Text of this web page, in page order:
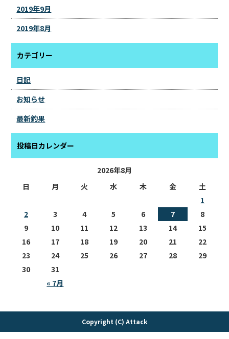
2019年9月
2019年8月
カテゴリー
日記
お知らせ
最新釣果
投稿日カレンダー
2026年8月
日
月 火 水 木 金 土
« 7月
1
2
3 4 5 6 7
8
9
10 11 12 13 14
15
16
17 18 19 20 21
22
23
24 25 26 27 28
29
30
31
Copyright (C) Attack